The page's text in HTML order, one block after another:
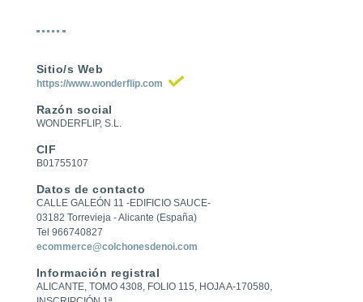
Sitio/s Web
https://www.wonderflip.com
Razón social
WONDERFLIP, S.L.
CIF
B01755107
Datos de contacto
CALLE GALEÓN 11 -EDIFICIO SAUCE-
03182 Torrevieja - Alicante (España)
Tel 966740827
ecommerce@colchonesdenoi.com
Información registral
ALICANTE, TOMO 4308, FOLIO 115, HOJA A-170580,